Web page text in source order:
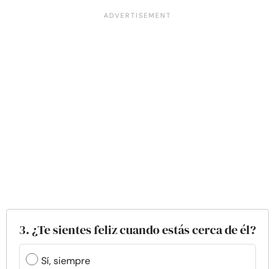
3. ¿Te sientes feliz cuando estás cerca de él?
Sí, siempre